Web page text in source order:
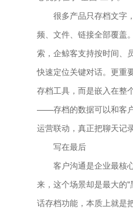
很多产品只存档文字
频、文件、链接全部覆盖
索，企鲸客支持按时间、
快速定位关键对话。更重
存档工具，而是嵌入在整
——存档的数据可以和客
运营联动，真正把聊天记
写在最后
客户沟通是企业最核
来，这个场景却是最大的
话存档功能，本质上就是